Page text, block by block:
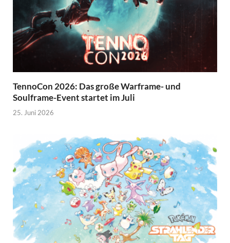
TennoCon 2026: Das große Warframe- und
Soulframe-Event startet im Juli
25. Juni 2026